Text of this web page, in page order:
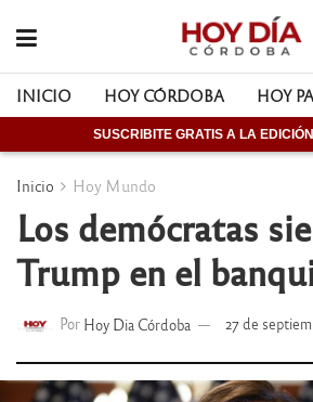
INICIO HOY CÓRDOBA HOY
SUSCRIBITE GRATIS A LA
Inicio Hoy Mundo
Los demócratas
Trump en el
Por Hoy Dia Córdoba 27 de